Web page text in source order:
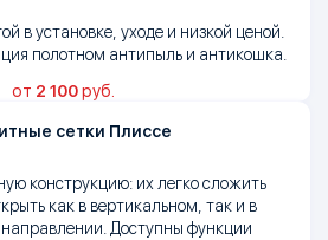
в установке, уходе и низкой ценой.
полотном антипыль и антикошка.
от 2 100руб.
сетки Плиссе
конструкцию: их легко сложить
как в вертикальном, так и в
Доступны функции